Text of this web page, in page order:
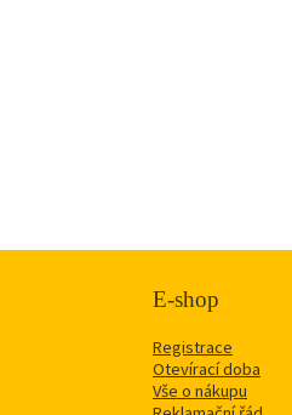
E-shop
Registrace
Otevírací doba
Vše o nákupu